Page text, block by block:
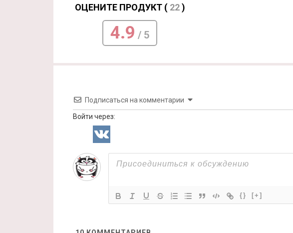
ОЦЕНИТЕ ПРОДУКТ ( 22)
4.9 / 5
Подписаться на комментарии
Войти через:
{} [+]